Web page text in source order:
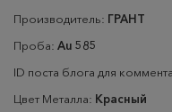
Производитель: ГРАНТ
Проба: Au 585
ID поста блога для
Цвет Металла: Красный